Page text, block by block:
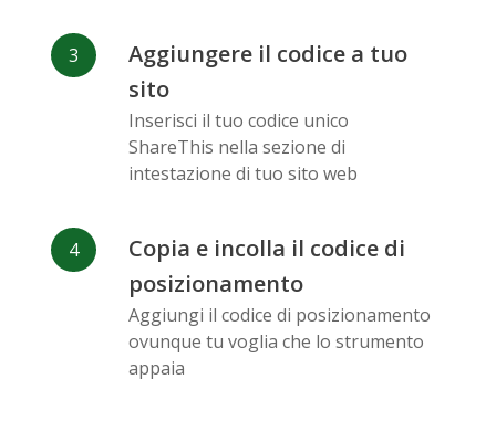
Xing Mail Ru Livejournal
Buffer
Aggiungere il codice a tuo
sito
Inserisci il tuo codice unico
ShareThis nella sezione di
intestazione di tuo sito web
Copia e incolla il codice di
posizionamento
Aggiungi il codice di posizionamento
ovunque tu voglia che lo strumento
appaia